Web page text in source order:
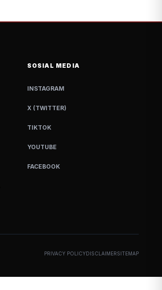
SOSIAL MEDIA
INSTAGRAM
X (TWITTER)
TIKTOK
YOUTUBE
FACEBOOK
PRIVACY POLICYDISCLAIMERSITEMAP